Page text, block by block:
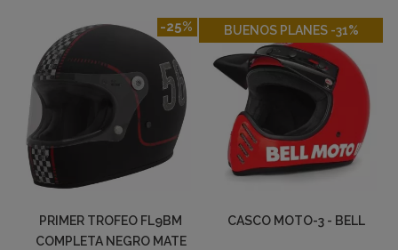
PRIMER TROFEO FL9BM
COMPLETA NEGRO MATE
-25% BUENOS PLANES -31%
CASCO MOTO-3 - BELL
-31%